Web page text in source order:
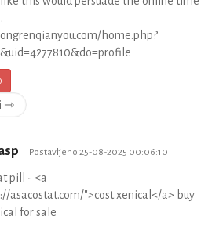
home.php?
⇾
Postavljeno 25-08-2025 00:06:10
pill - <a
asacostat.com/">cost xenical</a> buy
for sale